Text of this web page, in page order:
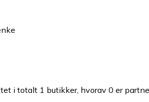
i totalt 1 butikker, hvorav 0 er